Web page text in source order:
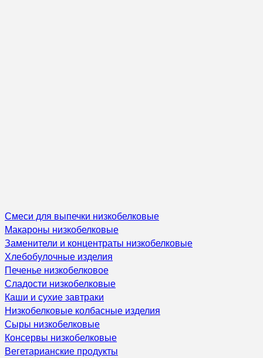
Смеси для выпечки низкобелковые
Макароны низкобелковые
Заменители и концентраты низкобелковые
Хлебобулочные изделия
Печенье низкобелковое
Сладости низкобелковые
Каши и сухие завтраки
Низкобелковые колбасные изделия
Сыры низкобелковые
Консервы низкобелковые
Вегетарианские продукты